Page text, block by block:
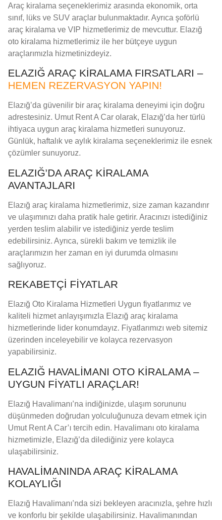
Araç kiralama seçeneklerimiz arasında ekonomik, orta
sınıf, lüks ve SUV araçlar bulunmaktadır. Ayrıca şoförlü
araç kiralama ve VIP hizmetlerimiz de mevcuttur. Elazığ
oto kiralama hizmetlerimiz ile her bütçeye uygun
araçlarımızla hizmetinizdeyiz.
ELAZIĞ ARAÇ KIRALAMA FIRSATLARI –
HEMEN REZERVASYON YAPIN!
Elazığ’da güvenilir bir araç kiralama deneyimi için doğru
adrestesiniz. Umut Rent A Car olarak, Elazığ’da her türlü
ihtiyaca uygun araç kiralama hizmetleri sunuyoruz.
Günlük, haftalık ve aylık kiralama seçeneklerimiz ile esnek
çözümler sunuyoruz.
ELAZIĞ’DA ARAÇ KIRALAMA
AVANTAJLARI
Elazığ araç kiralama hizmetlerimiz, size zaman kazandırır
ve ulaşımınızı daha pratik hale getirir. Aracınızı istediğiniz
yerden teslim alabilir ve istediğiniz yerde teslim
edebilirsiniz. Ayrıca, sürekli bakım ve temizlik ile
araçlarımızın her zaman en iyi durumda olmasını
sağlıyoruz.
REKABETÇI FIYATLAR
Elazığ Oto Kiralama Hizmetleri Uygun fiyatlarımız ve
kaliteli hizmet anlayışımızla Elazığ araç kiralama
hizmetlerinde lider konumdayız. Fiyatlarımızı web sitemiz
üzerinden inceleyebilir ve kolayca rezervasyon
yapabilirsiniz.
ELAZIĞ HAVALIMANI OTO KIRALAMA –
UYGUN FIYATLI ARAÇLAR!
Elazığ Havalimanı’na indiğinizde, ulaşım sorununu
düşünmeden doğrudan yolculuğunuza devam etmek için
Umut Rent A Car’ı tercih edin. Havalimanı oto kiralama
hizmetimizle, Elazığ’da dilediğiniz yere kolayca
ulaşabilirsiniz.
HAVALIMANINDA ARAÇ KIRALAMA
KOLAYLIĞI
Elazığ Havalimanı’nda sizi bekleyen aracınızla, şehre hızlı
ve konforlu bir şekilde ulaşabilirsiniz. Havalimanından